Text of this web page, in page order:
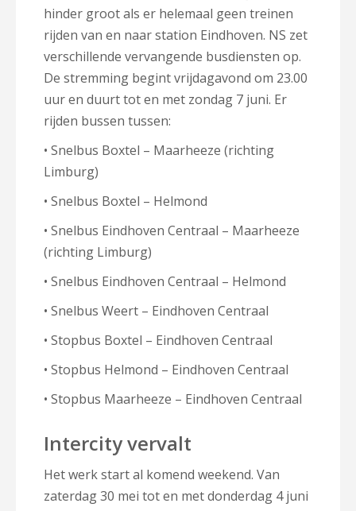
hinder groot als er helemaal geen treinen
rijden van en naar station Eindhoven. NS zet
verschillende vervangende busdiensten op.
De stremming begint vrijdagavond om 23.00
uur en duurt tot en met zondag 7 juni. Er
rijden bussen tussen:
• Snelbus Boxtel – Maarheeze (richting
Limburg)
• Snelbus Boxtel – Helmond
• Snelbus Eindhoven Centraal – Maarheeze
(richting Limburg)
• Snelbus Eindhoven Centraal – Helmond
• Snelbus Weert – Eindhoven Centraal
• Stopbus Boxtel – Eindhoven Centraal
• Stopbus Helmond – Eindhoven Centraal
• Stopbus Maarheeze – Eindhoven Centraal
Intercity vervalt
Het werk start al komend weekend. Van
zaterdag 30 mei tot en met donderdag 4 juni